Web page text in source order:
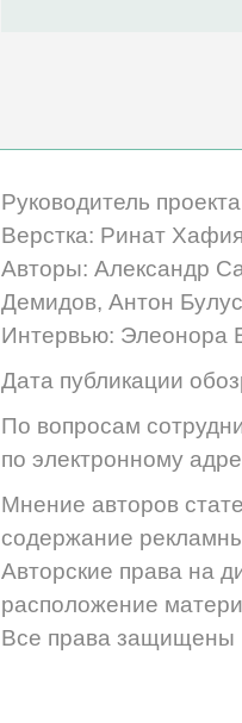
Руководитель
Верстка: Ринат
Авторы: Александр
Демидов, Антон
Интервью: Элеонора
Дата публикации
По вопросам
по электронному
Мнение авторов
содержание
Авторские права на
расположение
Все права защищены